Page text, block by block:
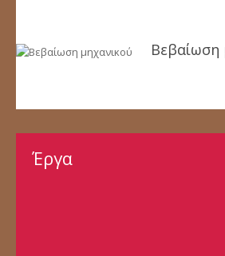
Βεβαίωση
Έργα